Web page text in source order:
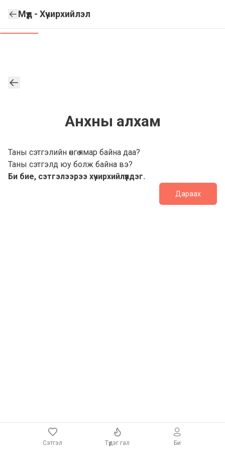
Мүүд - Хүчирхийлэл
Анхны алхам
Таны сэтгэлийн өнгө ямар байна даа?
Таны сэтгэлд юу болж байна вэ?
Би бие, сэтгэлээрээ хүчирхийлүүлдэг.
Дараах
Сэтгэл Түүдэг гал Би